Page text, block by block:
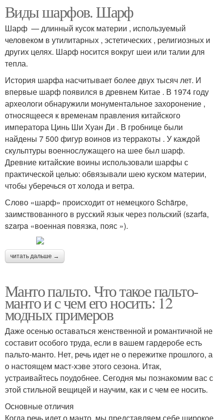
Виды шарфов. Шарф
Шарф — длинный кусок материи , используемый
человеком в утилитарных , эстетических , религиозных и
других целях. Шарф носится вокруг шеи или талии для
тепла.
История шарфа насчитывает более двух тысяч лет. И
впервые шарф появился в древнем Китае . В 1974 году
археологи обнаружили монументальное захоронение ,
относящееся к временам правления китайского
императора Цинь Ши Хуан Ди . В гробнице были
найдены 7 500 фигур воинов из терракоты . У каждой
скульптуры военнослужащего на шее был шарф.
Древние китайские воины использовали шарфы с
практической целью: обвязывали шею куском материи,
чтобы уберечься от холода и ветра.
Слово «шарф» происходит от немецкого Schärpe,
заимствованного в русский язык через польский (szarfa,
szarpa «военная повязка, пояс »).
читать дальше →
Манто пальто. Что такое пальто-
манто и с чем его носить: 12
модных примеров
Даже осенью оставаться женственной и романтичной не
составит особого труда, если в вашем гардеробе есть
пальто-манто. Нет, речь идет не о пережитке прошлого, а
о настоящем маст-хэве этого сезона. Итак,
устраивайтесь поудобнее. Сегодня мы познакомим вас с
этой стильной вещицей и научим, как и с чем ее носить.
Основные отличия
Когда речь идет о манто, мы представляем себе широкое